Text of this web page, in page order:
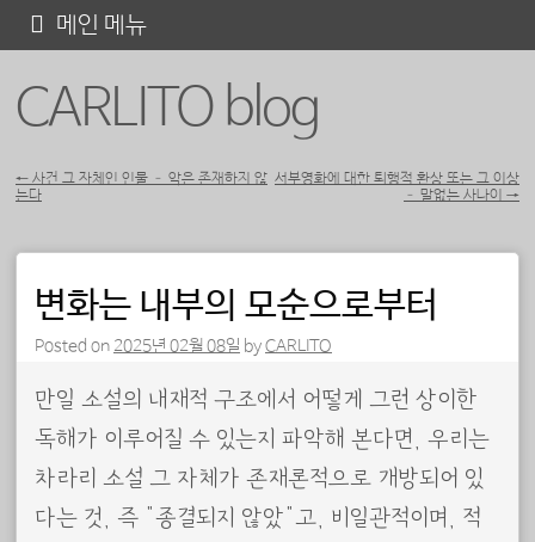
CARLITO blog
메인 메뉴
텐
포스트 내비게이션
← 사건 그 자체인 인물 – 악은 존재하지 않
는다
서부영화에 대한 퇴행적 환상 또는 그 이상
– 말없는 사나이 →
변화는 내부의 모순으로부터
Posted on 2025년 02월 08일 byCARLITO
만일 소설의 내재적 구조에서 어떻게 그런 상이한
독해가 이루어질 수 있는지 파악해 본다면, 우리는
차라리 소설 그 자체가 존재론적으로 개방되어 있
다는 것, 즉 “종결되지 않았”고, 비일관적이며, 적